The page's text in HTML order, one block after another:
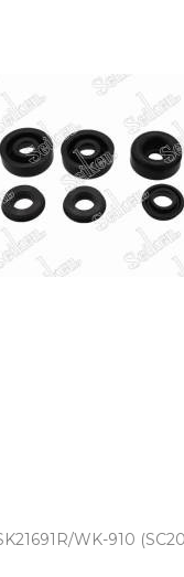
WK-910